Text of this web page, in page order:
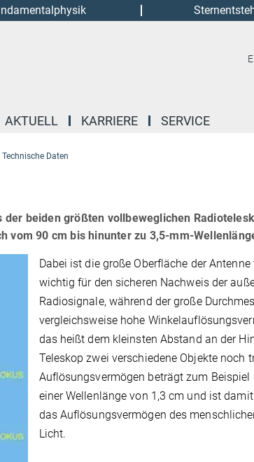
AKTUELL KARRIERE SERVICE
Technische Daten
beiden größten vollbeweglichen
vom 90 cm bis hinunter zu 3,5-mm-
Dabei ist die große Oberfläche der
wichtig für den sicheren Nachweis der
Radiosignale, während der große
vergleichsweise hohe
das heißt dem kleinsten Abstand an der
Teleskop zwei verschiedene Objekte noch
Auflösungsvermögen beträgt zum Beispiel
einer Wellenlänge von 1,3 cm und ist
das Auflösungsvermögen des
Licht.